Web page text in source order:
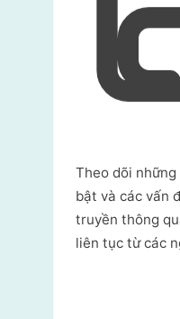
Theo dõi
bật và các vấn
truyền thông
liên tục từ các